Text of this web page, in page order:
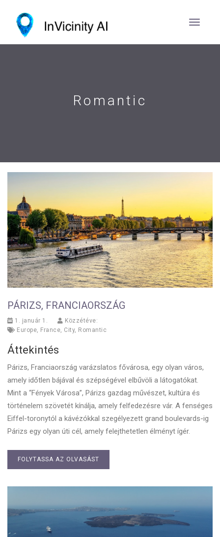
Romantic
PÁRIZS, FRANCIAORSZÁG
1. január 1.
Közzétéve:
Europe, France, City, Romantic
Áttekintés
Párizs, Franciaország varázslatos fővárosa, egy olyan város,
amely időtlen bájával és szépségével elbűvöli a látogatókat.
Mint a “Fények Városa”, Párizs gazdag művészet, kultúra és
történelem szövetét kínálja, amely felfedezésre vár. A fenséges
Eiffel-toronytól a kávézókkal szegélyezett grand boulevards-ig
Párizs egy olyan úti cél, amely felejthetetlen élményt ígér.
FOLYTASSA AZ OLVASÁST